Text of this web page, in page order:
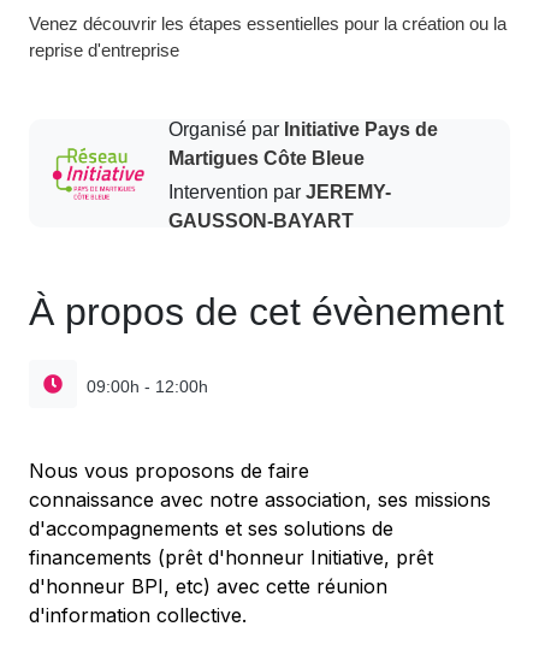
Venez découvrir les étapes essentielles pour la création ou la
reprise d'entreprise
Organisé parInitiative Pays de
Martigues Côte Bleue
Intervention parJEREMY-
GAUSSON-BAYART
À propos de cet évènement
09:00h - 12:00h
Nous vous proposons de faire
connaissance avec notre association, ses missions
d'accompagnements et ses solutions de
financements (prêt d'honneur Initiative, prêt
d'honneur BPI, etc) avec cette réunion
d'information collective.